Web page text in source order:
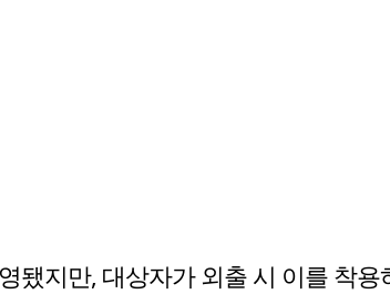
지만, 대상자가 외출 시 이를 착